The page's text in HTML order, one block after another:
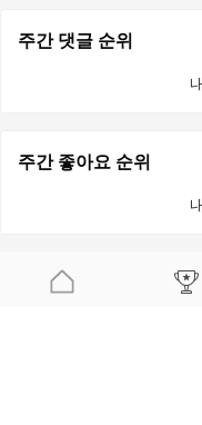
주간 댓글 순위
주간 좋아요 순위